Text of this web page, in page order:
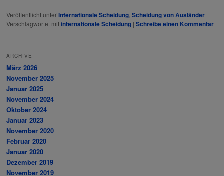
Veröffentlicht unter Internationale Scheidung ,Scheidung von Ausländer |
Verschlagwortet mit internationale Scheidung |Schreibe einen Kommentar
ARCHIVE
März 2026
November 2025
Januar 2025
November 2024
Oktober 2024
Januar 2023
November 2020
Februar 2020
Januar 2020
Dezember 2019
November 2019